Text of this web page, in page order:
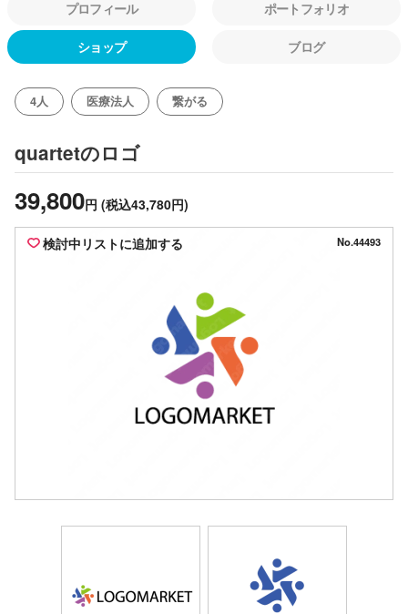
プロフィール ポートフォリオ
ショップ ブログ
4人 医療法人 繋がる
quartetのロゴ
39,800円 (税込43,780円)
検討中リストに追加する No.44493